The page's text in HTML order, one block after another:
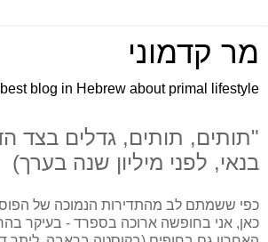
מר קדמוני
best blog in Hebrew about primal lifestyle
"תותים, תותים, גדלים בצד
בנאי, לפני מיליון שנה בערך)
כפי ששמתם לב מהתדירות הנמוכה של
כאן, אני בחופשה ארוכה בספרד - בעיקר